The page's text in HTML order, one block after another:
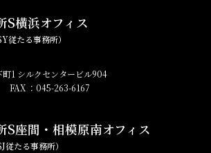
S横浜オフィス
従たる事務所）
1 シルクセンタービル904
：045-263-6167
S座間・相模原南オフィス
従たる事務所）